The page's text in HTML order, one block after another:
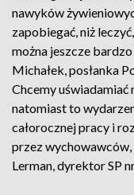
nawyków
zapobiegać, niż
można jeszcze
Michałek, posłanka
Chcemy uświadamiać
natomiast to
całorocznej pracy i
przez
Lerman, dyrektor SP